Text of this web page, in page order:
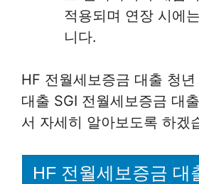
적용되며 연장 시에
니다.
HF 전월세보증금 대출 청
대출 SGI 전월세보증금 대
서 자세히 알아보도록 하겠
HF 전월세보증금 대